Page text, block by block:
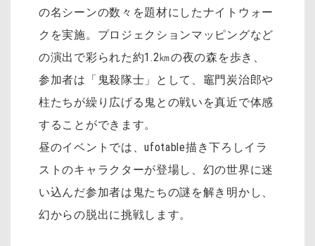
の名シーンの数々を題材にしたナイトウォー
クを実施。プロジェクションマッピングなど
の演出で彩られた約1.2㎞の夜の森を歩き、
参加者は「鬼殺隊士」として、竈門炭治郎や
柱たちが繰り広げる鬼との戦いを真近で体感
することができます。
昼のイベントでは、ufotable描き下ろしイラ
ストのキャラクターが登場し、幻の世界に迷
い込んだ参加者は鬼たちの謎を解き明かし、
幻からの脱出に挑戦します。